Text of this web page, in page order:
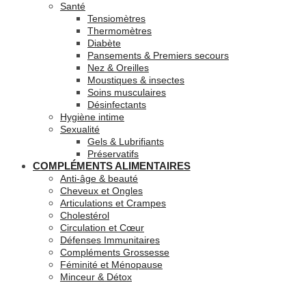
Santé
Tensiomètres
Thermomètres
Diabète
Pansements & Premiers secours
Nez & Oreilles
Moustiques & insectes
Soins musculaires
Désinfectants
Hygiène intime
Sexualité
Gels & Lubrifiants
Préservatifs
COMPLÉMENTS ALIMENTAIRES
Anti-âge & beauté
Cheveux et Ongles
Articulations et Crampes
Cholestérol
Circulation et Cœur
Défenses Immunitaires
Compléments Grossesse
Féminité et Ménopause
Minceur & Détox